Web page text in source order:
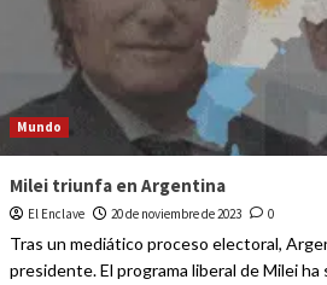
Mundo
Milei triunfa en Argentina
El Enclave 20 de noviembre de 2023 0
Tras un mediático proceso electoral,
presidente. El programa liberal de Milei ha